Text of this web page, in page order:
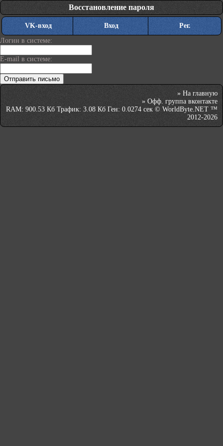
Восстановление пароля
VK-вход Вход
Рег.
Логин в системе:
E-mail в системе:
» На главную
» Офф. группа вконтакте
RAM: 900.53 Кб Трафик: 3.08 Кб Ген: 0.0274 сек © WorldByte.NET ™
2012-2026